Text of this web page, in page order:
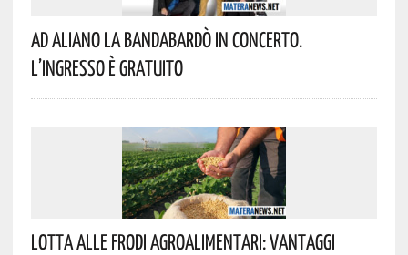
Ad Aliano La Bandabardò In Concerto.
L’ingresso È Gratuito
Lotta Alle Frodi Agroalimentari: Vantaggi